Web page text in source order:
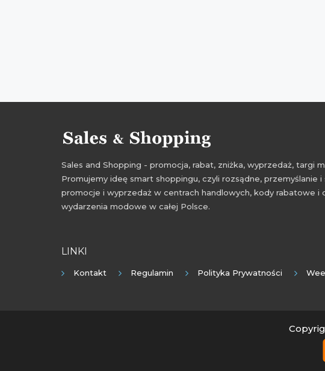
Sales and Shopping - promocja, rabat, zniżka, wyprzedaż, targi
Promujemy ideę smart shoppingu, czyli rozsądne,
promocje i wyprzedaż w centrach handlowych, kody rabatowe
wydarzenia modowe w całej Polsce.
LINKI
Kontakt Regulamin Polityka Prywatności